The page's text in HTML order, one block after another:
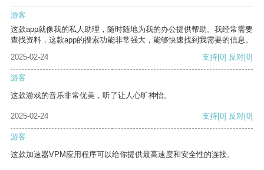
游客
这款app就像我的私人助理，随时随地为我的办公提供帮助。我经常需要
查找资料，这款app的搜索功能非常强大，能够快速找到我需要的信息。
2025-02-24
支持[0] 反对[0]
游客
这款游戏的音乐非常优美，听了让人心旷神怡。
2025-02-24 支持[0] 反对[0]
游客
这款加速器VPM应用程序可以给你提供最高速度和安全性的连接。